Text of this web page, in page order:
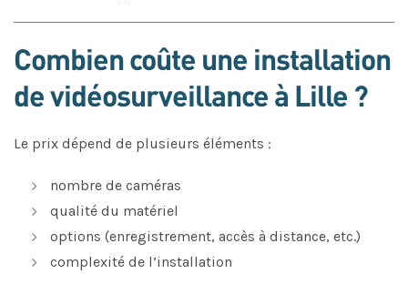
Combien coûte une installation
de vidéosurveillance à Lille ?
Le prix dépend de plusieurs éléments :
nombre de caméras
qualité du matériel
options (enregistrement, accès à distance, etc.)
complexité de l’installation